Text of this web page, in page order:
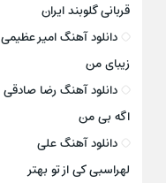
قربانی گلوبند ایران
دانلود آهنگ امیر عظیمی
زیبای من
دانلود آهنگ رضا صادقی
اگه بی من
دانلود آهنگ علی
لهراسبی کی از تو ‌بهتر